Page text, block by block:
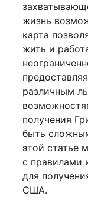
жизнь
карта
жить и
различным
получения
быть
этой статье
с правилами
для
США.